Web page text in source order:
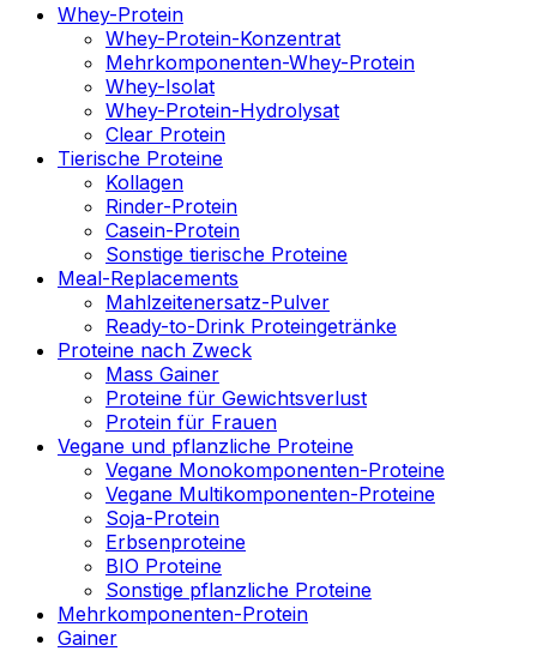
Whey-Protein
Whey-Protein-Konzentrat
Mehrkomponenten-Whey-Protein
Whey-Isolat
Whey-Protein-Hydrolysat
Clear Protein
Tierische Proteine
Kollagen
Rinder-Protein
Casein-Protein
Sonstige tierische Proteine
Meal-Replacements
Mahlzeitenersatz-Pulver
Ready-to-Drink Proteingetränke
Proteine nach Zweck
Mass Gainer
Proteine für Gewichtsverlust
Protein für Frauen
Vegane und pflanzliche Proteine
Vegane Monokomponenten-Proteine
Vegane Multikomponenten-Proteine
Soja-Protein
Erbsenproteine
BIO Proteine
Sonstige pflanzliche Proteine
Mehrkomponenten-Protein
Gainer